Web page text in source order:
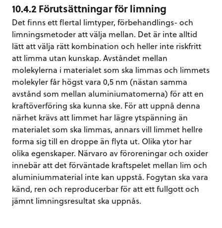
10.4.2 Förutsättningar för limning
Det finns ett flertal limtyper, förbehandlings- och
limningsmetoder att välja mellan. Det är inte alltid
lätt att välja rätt kombination och heller inte riskfritt
att limma utan kunskap. Avståndet mellan
molekylerna i materialet som ska limmas och limmets
molekyler får högst vara 0,5 nm (nästan samma
avstånd som mellan aluminiumatomerna) för att en
kraftöverföring ska kunna ske. För att uppnå denna
närhet krävs att limmet har lägre ytspänning än
materialet som ska limmas, annars vill limmet hellre
forma sig till en droppe än flyta ut. Olika ytor har
olika egenskaper. Närvaro av föroreningar och oxider
innebär att det förväntade kraftspelet mellan lim och
aluminiummaterial inte kan uppstå. Fogytan ska vara
känd, ren och reproducerbar för att ett fullgott och
jämnt limningsresultat ska uppnås.